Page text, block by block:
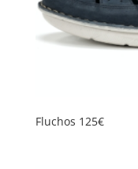
Fluchos 125€